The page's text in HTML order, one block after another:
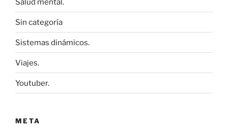
Salud mental.
Sin categoría
Sistemas dinámicos.
Viajes.
Youtuber.
META